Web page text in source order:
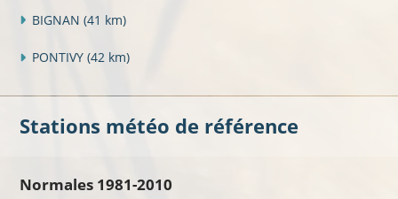
BIGNAN (41 km)
PONTIVY (42 km)
Stations météo de référence
Normales 1981-2010